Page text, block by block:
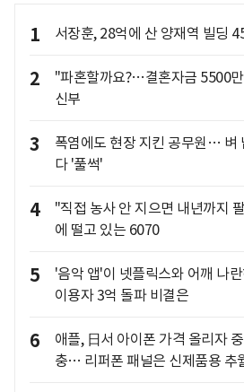
1 서장훈, 28억에 산 양재역 빌딩
2
"파혼할까요?…결혼자금 5500만
신부
3
폭염에도 현장 지킨 공무원… 벼
다 '풀썩'
4
"직접 농사 안 지으면 내년까지
에 떨고 있는 6070
5
'음악 앱'이 넷플릭스와 어깨 나
이용자 3억 돌파 비결은
6
애플, 日서 아이폰 가격 올리자
충… 리퍼폰 패널은 신제품용 추